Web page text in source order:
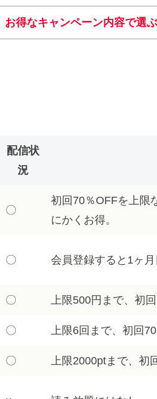
お得なキャンペーン内容で選ぶ
配信状
況
〇
初回70％OFFを上限
にかくお得。
〇 会員登録すると1ヶ月
〇 上限500円まで、初
〇 上限6回まで、初回
〇 上限2000ptまで、初